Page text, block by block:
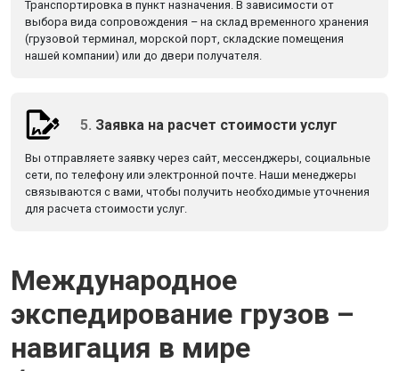
Транспортировка в пункт назначения. В зависимости от
выбора вида сопровождения – на склад временного хранения
(грузовой терминал, морской порт, складские помещения
нашей компании) или до двери получателя.
5. Заявка на расчет стоимости услуг
Вы отправляете заявку через сайт, мессенджеры, социальные
сети, по телефону или электронной почте. Наши менеджеры
связываются с вами, чтобы получить необходимые уточнения
для расчета стоимости услуг.
Международное
экспедирование грузов –
навигация в мире